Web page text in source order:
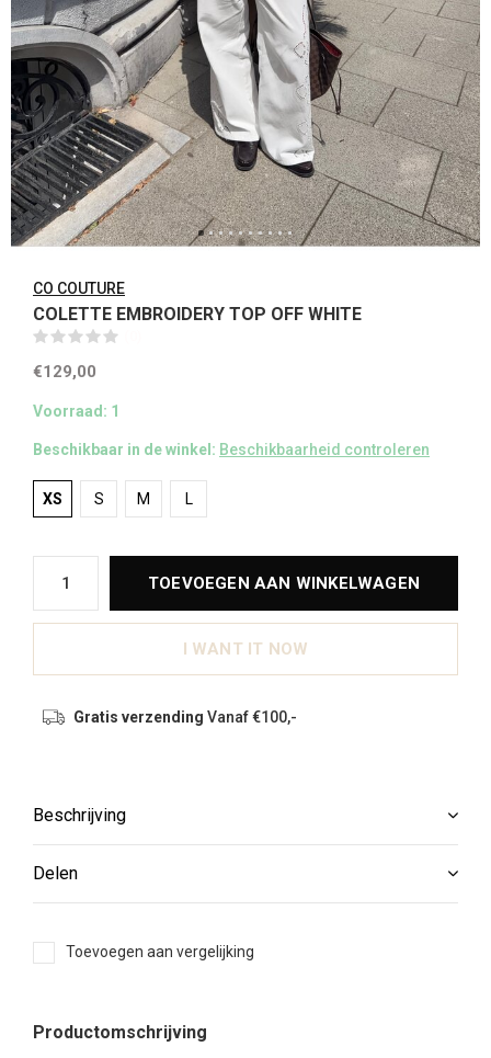
CO COUTURE
COLETTE EMBROIDERY TOP OFF WHITE
€129,00
Voorraad: 1
Beschikbaar in de winkel: Beschikbaarheid controleren
XS S M L
TOEVOEGEN AAN WINKELWAGEN
I WANT IT NOW
Gratis verzending Vanaf €100,-
Beschrijving
Delen
Toevoegen aan vergelijking
Productomschrijving